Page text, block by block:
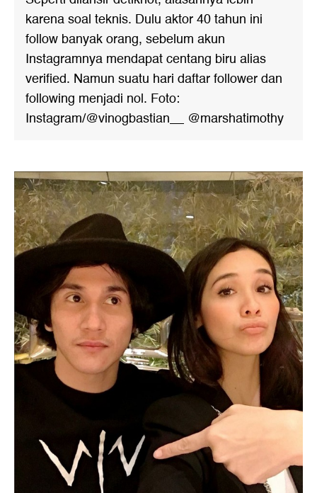
karena soal teknis. Dulu aktor 40 tahun ini
follow banyak orang, sebelum akun
Instagramnya mendapat centang biru alias
verified. Namun suatu hari daftar follower dan
following menjadi nol. Foto:
Instagram/@vinogbastian__ @marshatimothy